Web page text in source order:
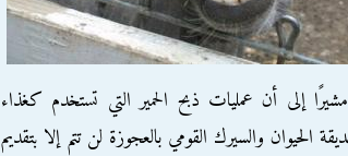
إلى أن عمليات ذبح الحمير التي تستخدم كغذاء
الحيوان والسيرك القومي بالعجوزة لن تتم إلا بتقديم